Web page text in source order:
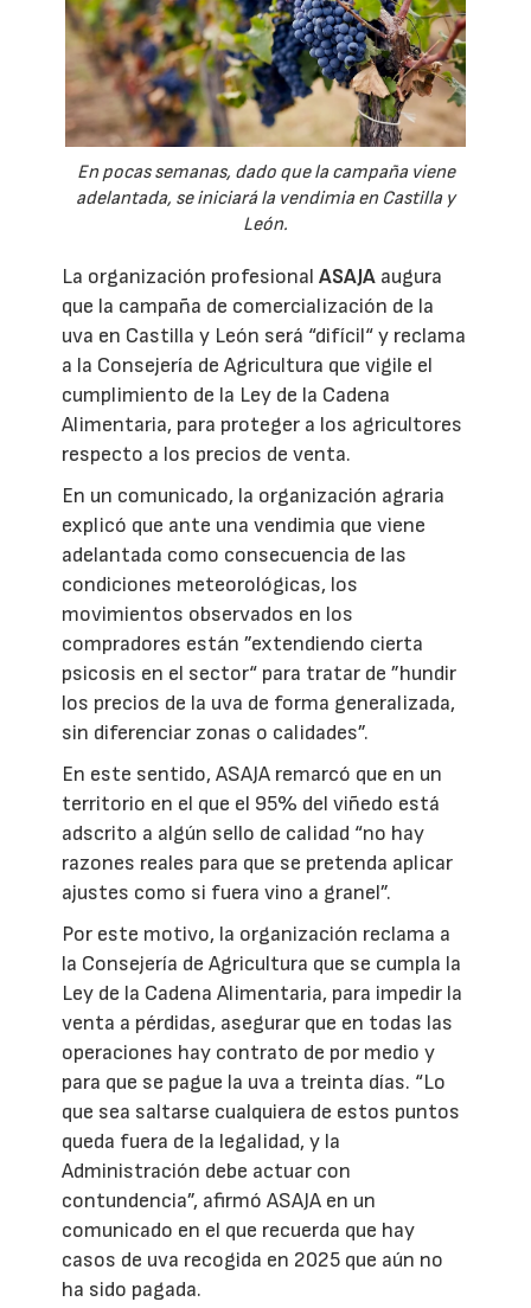
En pocas semanas, dado que la campaña viene
adelantada, se iniciará la vendimia en Castilla y
León.
La organización profesionalASAJA augura
que la campaña de comercialización de la
uva en Castilla y León será “difícil“ y reclama
a la Consejería de Agricultura que vigile el
cumplimiento de la Ley de la Cadena
Alimentaria, para proteger a los agricultores
respecto a los precios de venta.
En un comunicado, la organización agraria
explicó que ante una vendimia que viene
adelantada como consecuencia de las
condiciones meteorológicas, los
movimientos observados en los
compradores están ”extendiendo cierta
psicosis en el sector“ para tratar de ”hundir
los precios de la uva de forma generalizada,
sin diferenciar zonas o calidades”.
En este sentido, ASAJA remarcó que en un
territorio en el que el 95% del viñedo está
adscrito a algún sello de calidad “no hay
razones reales para que se pretenda aplicar
ajustes como si fuera vino a granel”.
Por este motivo, la organización reclama a
la Consejería de Agricultura que se cumpla la
Ley de la Cadena Alimentaria, para impedir la
venta a pérdidas, asegurar que en todas las
operaciones hay contrato de por medio y
para que se pague la uva a treinta días. “Lo
que sea saltarse cualquiera de estos puntos
queda fuera de la legalidad, y la
Administración debe actuar con
contundencia”, afirmó ASAJA en un
comunicado en el que recuerda que hay
casos de uva recogida en 2025 que aún no
ha sido pagada.